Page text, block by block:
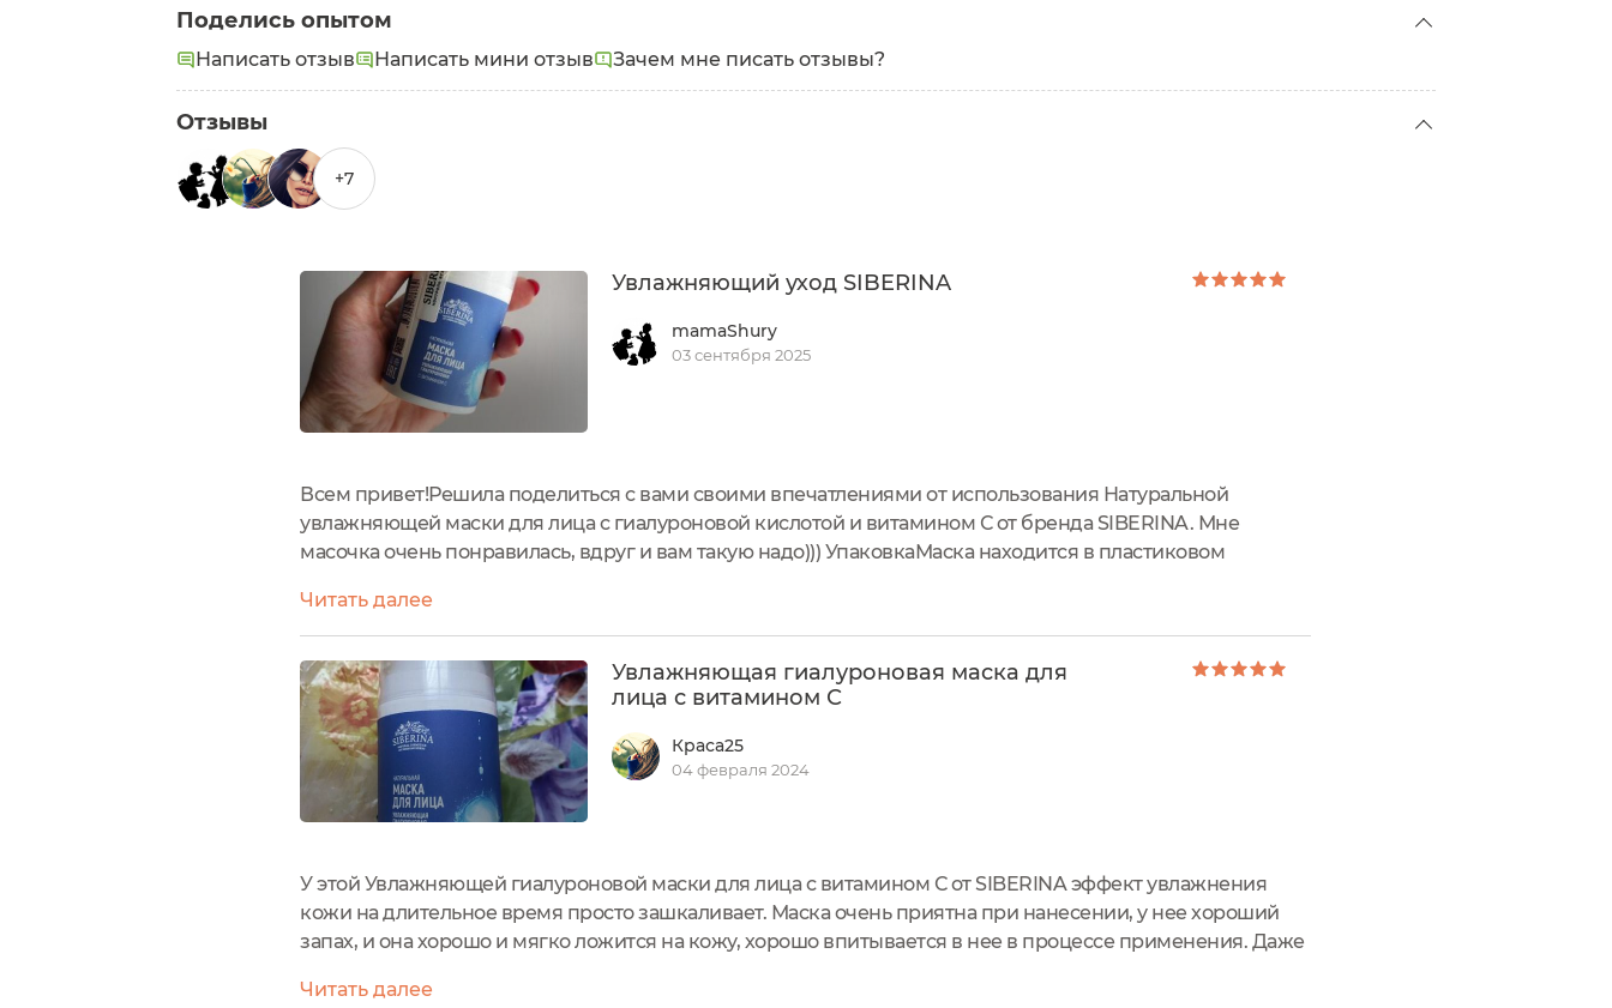
Поделись опытом
Написать отзыв Написать мини отзыв Зачем мне писать отзывы?
Отзывы
+7
Увлажняющий уход SIBERINA
mamaShury
03 сентября 2025
Всем привет!Решила поделиться с вами своими впечатлениями от использования Натуральной
увлажняющей маски для лица с гиалуроновой кислотой и витамином С от бренда SIBERINA. Мне
масочка очень понравилась, вдруг и вам такую надо))) УпаковкаМаска находится в пластиковом
Также отмечу, что производителем предусмотрен...
Читать далее
Увлажняющая гиалуроновая маска для
лица с витамином С
Краса25
04 февраля 2024
У этой Увлажняющей гиалуроновой маски для лица с витамином С от SIBERINA эффект увлажнения
кожи на длительное время просто зашкаливает. Маска очень приятна при нанесении, у нее хороший
запах, и она хорошо и мягко ложится на кожу, хорошо впитывается в нее в процессе применения. Даже
средства, смываю, помогая...
Читать далее